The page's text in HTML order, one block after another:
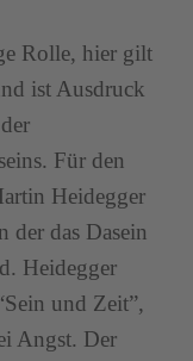
Rolle, hier gilt
ist Ausdruck
Für den
Heidegger
das Dasein
Heidegger
und Zeit”,
Angst. Der